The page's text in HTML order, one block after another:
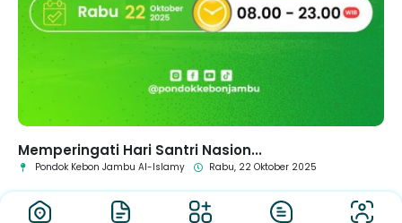
Memperingati Hari Santri Nasion...
Pondok Kebon Jambu Al-Islamy Rabu, 22 Oktober 2025